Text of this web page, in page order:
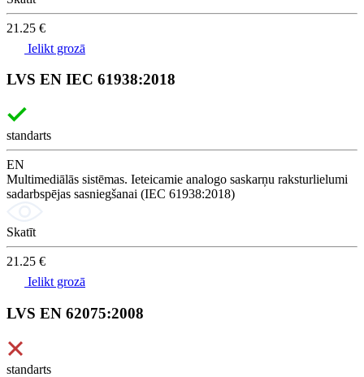
21.25 €
Ielikt grozā
LVS EN IEC 61938:2018
standarts
EN
Multimediālās sistēmas. Ieteicamie analogo saskarņu raksturlielumi
sadarbspējas sasniegšanai (IEC 61938:2018)
Skatīt
21.25 €
Ielikt grozā
LVS EN 62075:2008
standarts